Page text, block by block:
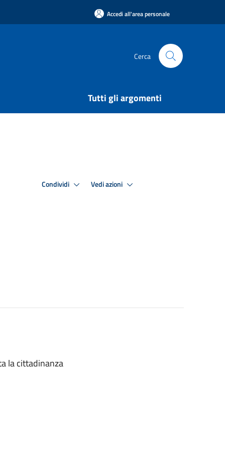
Accedi all'area personale
Cerca
Tutti gli argomenti
Condividi Vedi azioni
la cittadinanza